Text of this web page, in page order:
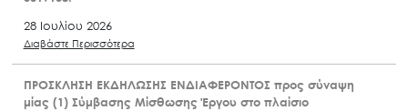
28 Ιουλίου 2026
Διαβάστε Περισσότερα
ΠΡΟΣΚΛΗΣΗ ΕΚΔΗΛΩΣΗΣ ΕΝΔΙΑΦΕΡΟΝΤΟΣ προς σύναψη
μίας (1) Σύμβασης Μίσθωσης Έργου στο πλαίσιο